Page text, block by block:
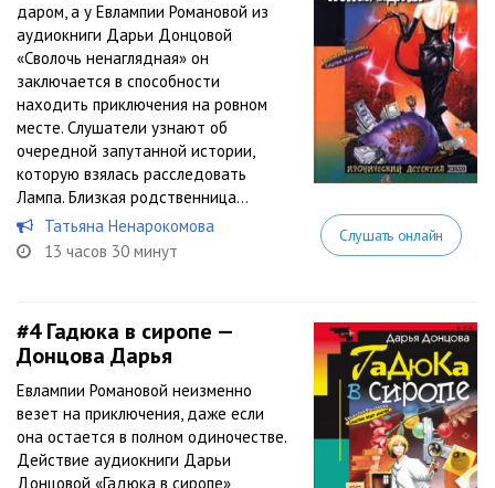
даром, а у Евлампии Романовой из
аудиокниги Дарьи Донцовой
«Сволочь ненаглядная» он
заключается в способности
находить приключения на ровном
месте. Слушатели узнают об
очередной запутанной истории,
которую взялась расследовать
Лампа. Близкая родственница...
Татьяна Ненарокомова
13 часов 30 минут
Слушать онлайн
#4Гадюка в сиропе —
Донцова Дарья
Евлампии Романовой неизменно
везет на приключения, даже если
она остается в полном одиночестве.
Действие аудиокниги Дарьи
Донцовой «Гадюка в сиропе»